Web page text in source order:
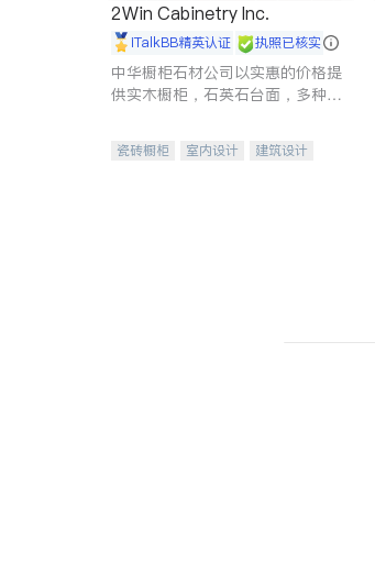
2Win Cabinetry Inc.
iTalkBB精英认证 执照已核实
中华橱柜石材公司以实惠的价格提
供实木橱柜，石英石台面，多种优
机。品质厨房，家的选择。
瓷砖橱柜 室内设计
建筑设计